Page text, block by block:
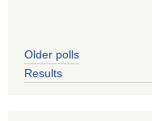
Older polls
Results